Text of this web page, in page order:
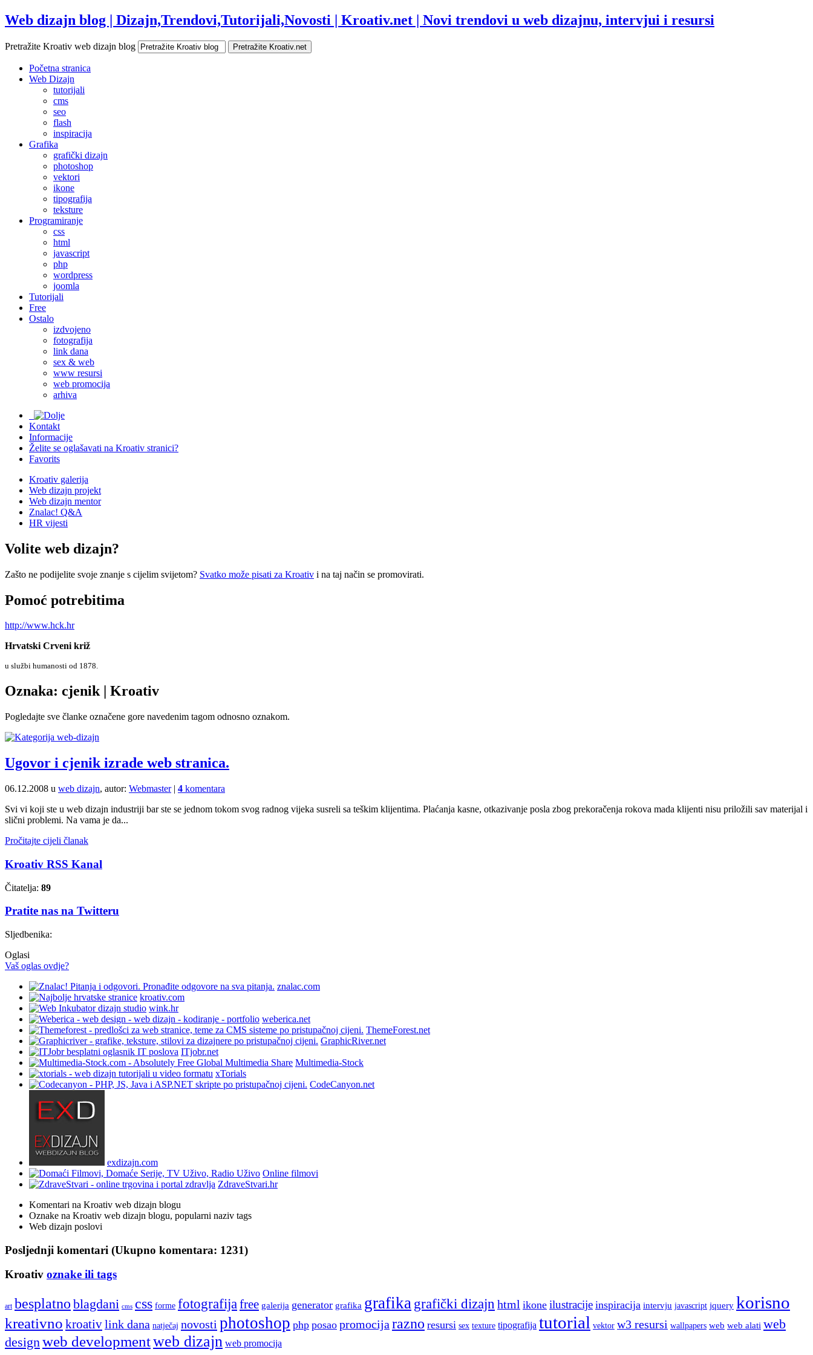
Web dizajn blog | Dizajn,Trendovi,Tutorijali,Novosti | Kroativ.net | Novi trendovi u web dizajnu, intervjui i resursi
Pretražite Kroativ web dizajn blog
Početna stranica
Web Dizajn
tutorijali
cms
seo
flash
inspiracija
Grafika
grafički dizajn
photoshop
vektori
ikone
tipografija
teksture
Programiranje
css
html
javascript
php
wordpress
joomla
Tutorijali
Free
Ostalo
izdvojeno
fotografija
link dana
sex & web
www resursi
web promocija
arhiva
Kontakt
Informacije
Želite se oglašavati na Kroativ stranici?
Favorits
Kroativ galerija
Web dizajn projekt
Web dizajn mentor
Znalac! Q&A
HR vijesti
Volite web dizajn?
Zašto ne podijelite svoje znanje s cijelim svijetom? Svatko može pisati za Kroativ i na taj način se promovirati.
Pomoć potrebitima
http://www.hck.hr
Hrvatski Crveni križ
u službi humanosti od 1878.
Oznaka: cjenik | Kroativ
Pogledajte sve članke označene gore navedenim tagom odnosno oznakom.
Ugovor i cjenik izrade web stranica.
06.12.2008 u web dizajn, autor: Webmaster| 4 komentara
Svi vi koji ste u web dizajn industriji bar ste se jednom tokom svog radnog vijeka susreli sa teškim klijentima. Plaćanja kasne, otkazivanje posla zbog prekoračenja rokova mada klijenti nisu priložili sav materijal i
slični problemi. Na vama je da...
Pročitajte cijeli članak
Kroativ RSS Kanal
Čitatelja: 89
Pratite nas na Twitteru
Sljedbenika:
Oglasi
Vaš oglas ovdje?
znalac.com
kroativ.com
wink.hr
weberica.net
ThemeForest.net
GraphicRiver.net
ITjobr.net
Multimedia-Stock
xTorials
CodeCanyon.net
exdizajn.com
Online filmovi
ZdraveStvari.hr
Komentari na Kroativ web dizajn blogu
Oznake na Kroativ web dizajn blogu, popularni naziv tags
Web dizajn poslovi
Posljednji komentari (Ukupno komentara: 1231)
Kroativ oznake ili tags
art besplatno blagdani cms css forme fotografija free galerija generator grafika grafika grafički dizajn html ikone ilustracije inspiracija intervju javascript jquery korisno
kreativno kroativlink dana natječaj novosti photoshop php posao promocija razno resursi sex texture tipografija tutorial vektor w3 resursi wallpapers web web alati web
designweb developmentweb dizajn web promocija